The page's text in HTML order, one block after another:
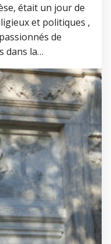
était un jour de
et politiques ,
de
dans la…